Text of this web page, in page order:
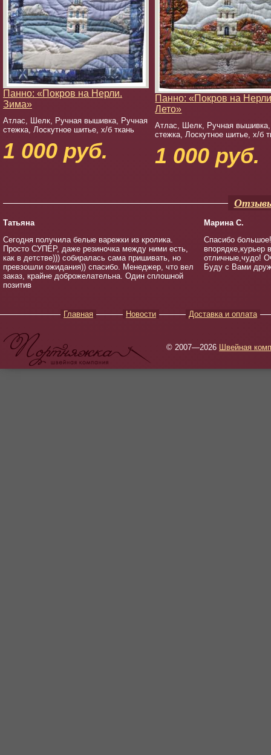
Панно: «Покров на Нерли.
Зима»
Атлас, Шелк, Ручная вышивка, Ручная
стежка, Лоскутное шитье, х/б ткань
1 000 руб.
Панно: «Покров на
Лето»
Атлас, Шелк, Ручная
стежка, Лоскутное шитье, х/б
1 000 руб.
Татьяна
Сегодня получила белые варежки из кролика.
Просто СУПЕР, даже резиночка между ними есть,
как в детстве))) собиралась сама пришивать, но
превзошли ожидания)) спасибо. Менеджер, что вел
заказ, крайне доброжелательна. Один сплошной
позитив
Марина С.
Спасибо
впорядке,курьер
отличные,чудо!
Буду с Вами
Главная Новости Доставка и оплата
© 2007—2026 Швейная